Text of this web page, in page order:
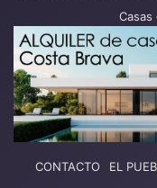
Casas
CONTACTO EL